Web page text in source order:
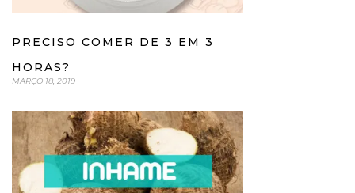
PRECISO COMER DE 3 EM 3
HORAS?
MARÇO 18, 2019